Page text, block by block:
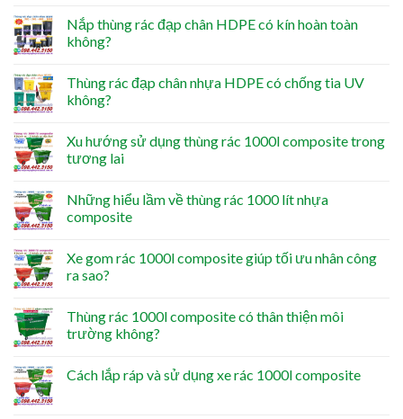
Nắp thùng rác đạp chân HDPE có kín hoàn toàn
không?
Thùng rác đạp chân nhựa HDPE có chống tia UV
không?
Xu hướng sử dụng thùng rác 1000l composite trong
tương lai
Những hiểu lầm về thùng rác 1000 lít nhựa
composite
Xe gom rác 1000l composite giúp tối ưu nhân công
ra sao?
Thùng rác 1000l composite có thân thiện môi
trường không?
Cách lắp ráp và sử dụng xe rác 1000l composite